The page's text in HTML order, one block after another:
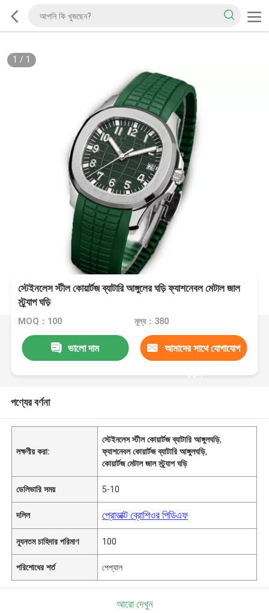
1 / 1
স্টেইনলেস স্টীল কোয়ার্টজ ব্যাটারি আঙ্গুলের ঘড়ি ফ্যাশনেবল মেটাল জাল
স্ট্র্যাপ ঘড়ি
MOQ：100 মূল্য：380
ভালো দাম আমাদের সাথে যোগাযোগ
করুন
পণ্যের বর্ণনা
লক্ষণীয় করা:
স্টেইনলেস স্টীল কোয়ার্টজ ব্যাটারি আঙ্গুলঘড়ি,
ফ্যাশনেবল কোয়ার্টজ ব্যাটারি আঙ্গুলঘড়ি,
কোয়ার্টজ মেটাল জাল স্ট্র্যাপ ঘড়ি
ডেলিভারি সময় 5-10
দলিল প্রোডাক্ট ব্রোশিওর পিডিএফ
ন্যূনতম চাহিদার পরিমাণ 100
পরিশোধের শর্ত পেপ্যাল
আরো দেখুন